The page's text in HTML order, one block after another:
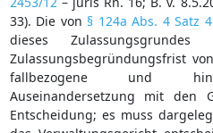
33). Die von § 124a Abs. 4 Satz 4
dieses
Zulassungsbegründungsfrist
fallbezogene und
Auseinandersetzung mit den
Entscheidung; es muss